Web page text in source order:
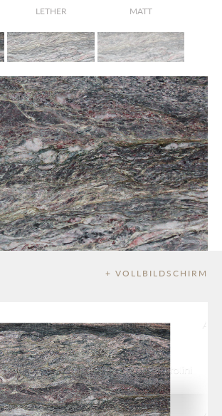
LETHER MATT
+ VOLLBILDSCHIRM